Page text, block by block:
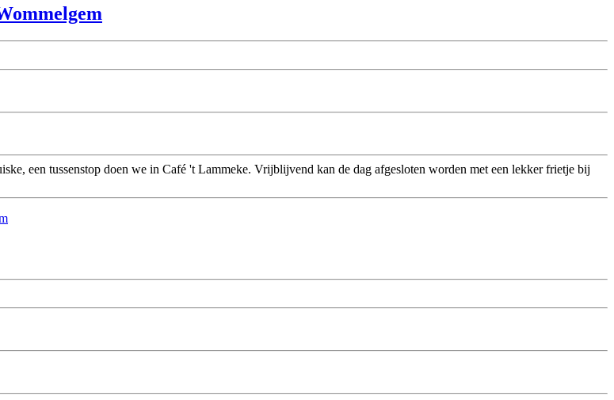
een tussenstop doen we in Café 't Lammeke. Vrijblijvend kan de dag afgesloten worden met een lekker frietje bij